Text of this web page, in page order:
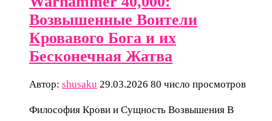
Возвышенные Воители
Кровавого Бога и их
Бесконечная Жатва
Автор: shusaku 29.03.2026 80 число просмотров
Философия Крови и Сущность Возвышения В